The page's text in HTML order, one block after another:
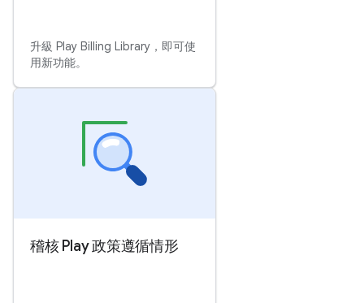
升級 Play Billing Library，即可使
用新功能。
稽核 Play 政策遵循情形